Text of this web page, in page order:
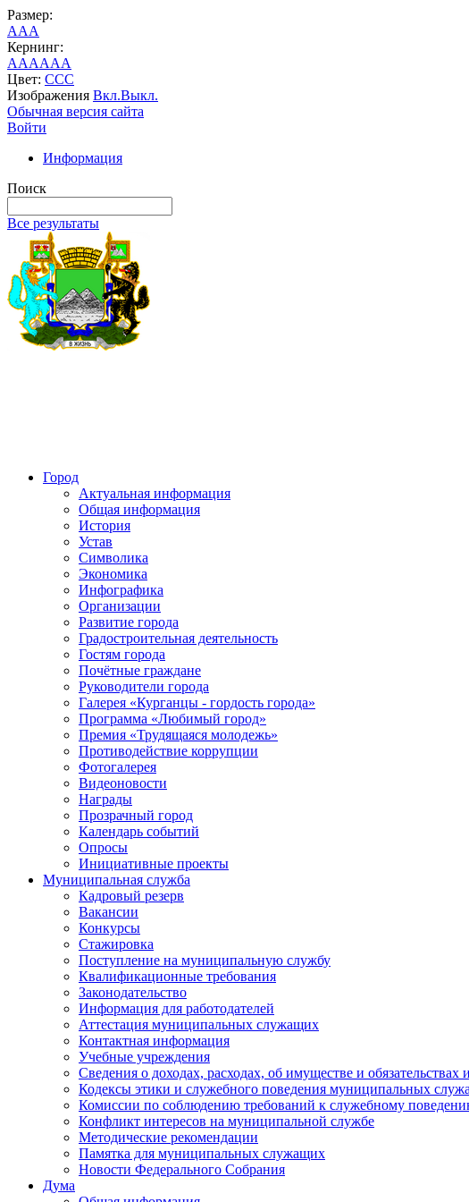
Размер:
AAA
Кернинг:
AAAAAA
Цвет: CCC
Изображения Вкл.Выкл.
Обычная версия сайта
Войти
Информация
Поиск
Все результаты
Город
Актуальная информация
Общая информация
История
Устав
Символика
Экономика
Инфографика
Организации
Развитие города
Градостроительная деятельность
Гостям города
Почётные граждане
Руководители города
Галерея «Курганцы - гордость города»
Программа «Любимый город»
Премия «Трудящаяся молодежь»
Противодействие коррупции
Фотогалерея
Видеоновости
Награды
Прозрачный город
Календарь событий
Опросы
Инициативные проекты
Муниципальная служба
Кадровый резерв
Вакансии
Конкурсы
Стажировка
Поступление на муниципальную службу
Квалификационные требования
Законодательство
Информация для работодателей
Аттестация муниципальных служащих
Контактная информация
Учебные учреждения
Сведения о доходах, расходах, об имуществе и обязательствах
Кодексы этики и служебного поведения муниципальных
Комиссии по соблюдению требований к служебному
Конфликт интересов на муниципальной службе
Методические рекомендации
Памятка для муниципальных служащих
Новости Федерального Cобрания
Дума